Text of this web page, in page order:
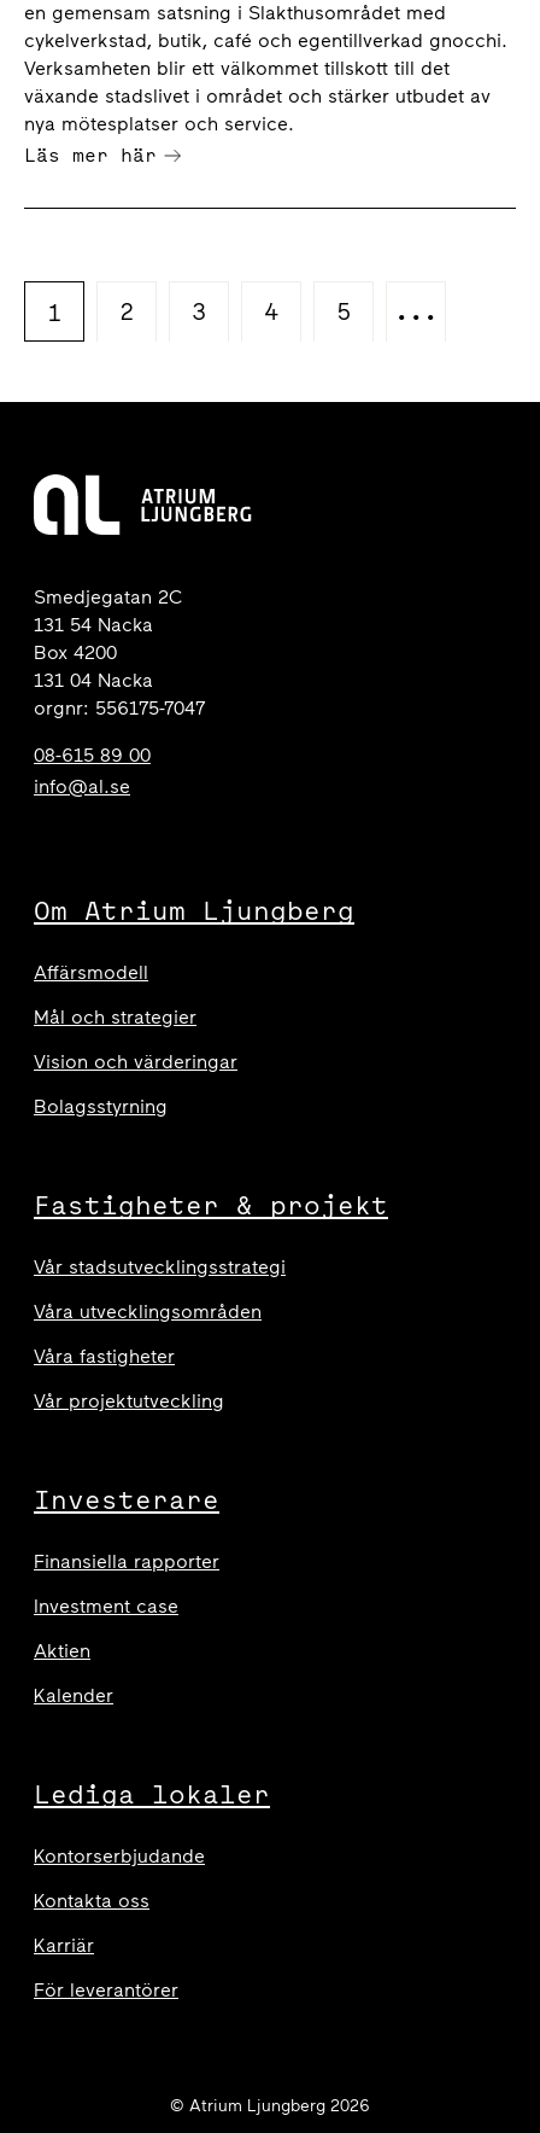
en gemensam satsning i Slakthusområdet med
cykelverkstad, butik, café och egentillverkad gnocchi.
Verksamheten blir ett välkommet tillskott till det
växande stadslivet i området och stärker utbudet av
nya mötesplatser och service.
Läs mer här
1 2 3 4 5 ...
Smedjegatan 2C
131 54 Nacka
Box 4200
131 04 Nacka
orgnr: 556175-7047
08-615 89 00
info@al.se
Om Atrium Ljungberg
Affärsmodell
Mål och strategier
Vision och värderingar
Bolagsstyrning
Fastigheter & projekt
Vår stadsutvecklingsstrategi
Våra utvecklingsområden
Våra fastigheter
Vår projektutveckling
Investerare
Finansiella rapporter
Investment case
Aktien
Kalender
Lediga lokaler
Kontorserbjudande
Kontakta oss
Karriär
För leverantörer
© Atrium Ljungberg 2026